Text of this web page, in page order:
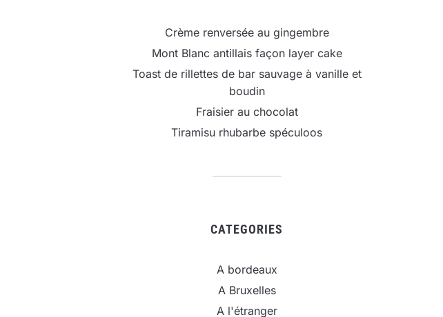
Crème renversée au gingembre
Mont Blanc antillais façon layer cake
Toast de rillettes de bar sauvage à vanille et
boudin
Fraisier au chocolat
Tiramisu rhubarbe spéculoos
CATEGORIES
A bordeaux
A Bruxelles
A l'étranger